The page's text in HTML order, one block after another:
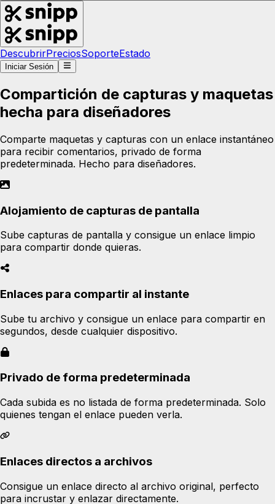
DescubrirPreciosSoporteEstado
Iniciar Sesión
Compartición de capturas y maquetas
hecha para diseñadores
Comparte maquetas y capturas con un enlace instantáneo
para recibir comentarios, privado de forma
predeterminada. Hecho para diseñadores.
Alojamiento de capturas de pantalla
Sube capturas de pantalla y consigue un enlace limpio
para compartir donde quieras.
Enlaces para compartir al instante
Sube tu archivo y consigue un enlace para compartir en
segundos, desde cualquier dispositivo.
Privado de forma predeterminada
Cada subida es no listada de forma predeterminada. Solo
quienes tengan el enlace pueden verla.
Enlaces directos a archivos
Consigue un enlace directo al archivo original, perfecto
para incrustar y enlazar directamente.